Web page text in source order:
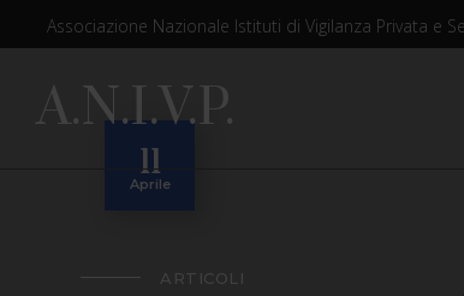
Associazione Nazionale Istituti di Vigilanza Privata e
A.N.I.V.P.
11
Aprile
ARTICOLI